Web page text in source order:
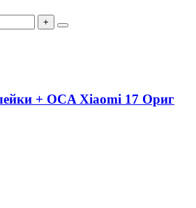
+
+ OCA Xiaomi 17 Ориг